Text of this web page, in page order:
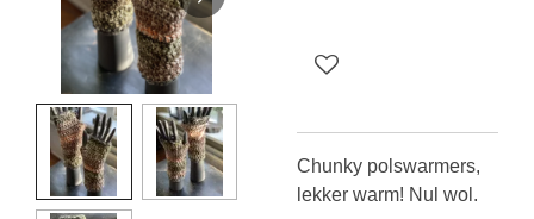
Chunky polswarmers,
lekker warm! Nul wol.